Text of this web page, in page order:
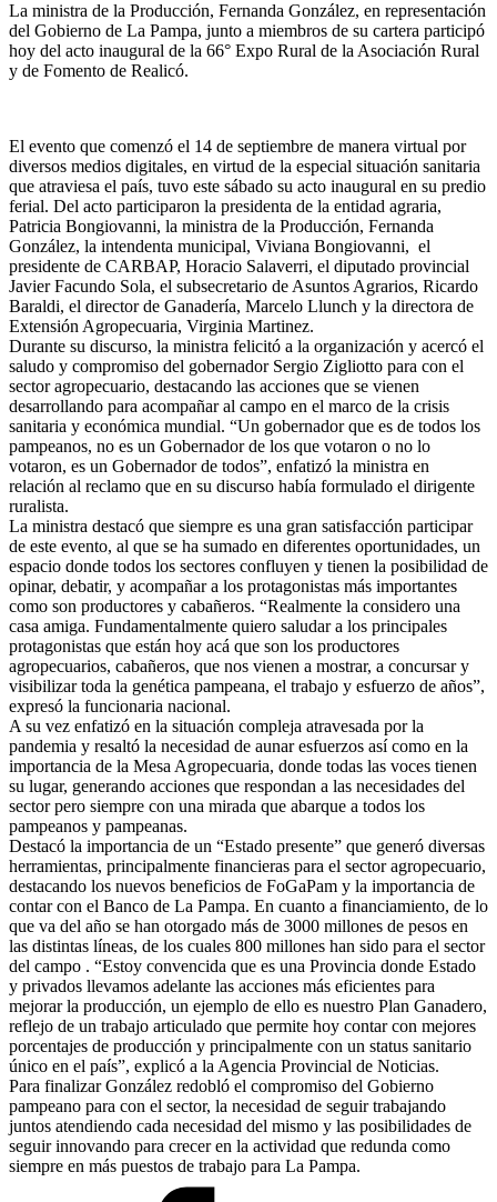
La ministra de la Producción, Fernanda González, en representación
del Gobierno de La Pampa, junto a miembros de su cartera participó
hoy del acto inaugural de la 66° Expo Rural de la Asociación Rural
y de Fomento de Realicó.
El evento que comenzó el 14 de septiembre de manera virtual por
diversos medios digitales, en virtud de la especial situación sanitaria
que atraviesa el país, tuvo este sábado su acto inaugural en su predio
ferial. Del acto participaron la presidenta de la entidad agraria,
Patricia Bongiovanni, la ministra de la Producción, Fernanda
González, la intendenta municipal, Viviana Bongiovanni, el
presidente de CARBAP, Horacio Salaverri, el diputado provincial
Javier Facundo Sola, el subsecretario de Asuntos Agrarios, Ricardo
Baraldi, el director de Ganadería, Marcelo Llunch y la directora de
Extensión Agropecuaria, Virginia Martinez.
Durante su discurso, la ministra felicitó a la organización y acercó el
saludo y compromiso del gobernador Sergio Zigliotto para con el
sector agropecuario, destacando las acciones que se vienen
desarrollando para acompañar al campo en el marco de la crisis
sanitaria y económica mundial. “Un gobernador que es de todos los
pampeanos, no es un Gobernador de los que votaron o no lo
votaron, es un Gobernador de todos”, enfatizó la ministra en
relación al reclamo que en su discurso había formulado el dirigente
ruralista.
La ministra destacó que siempre es una gran satisfacción participar
de este evento, al que se ha sumado en diferentes oportunidades, un
espacio donde todos los sectores confluyen y tienen la posibilidad de
opinar, debatir, y acompañar a los protagonistas más importantes
como son productores y cabañeros. “Realmente la considero una
casa amiga. Fundamentalmente quiero saludar a los principales
protagonistas que están hoy acá que son los productores
agropecuarios, cabañeros, que nos vienen a mostrar, a concursar y
visibilizar toda la genética pampeana, el trabajo y esfuerzo de años”,
expresó la funcionaria nacional.
A su vez enfatizó en la situación compleja atravesada por la
pandemia y resaltó la necesidad de aunar esfuerzos así como en la
importancia de la Mesa Agropecuaria, donde todas las voces tienen
su lugar, generando acciones que respondan a las necesidades del
sector pero siempre con una mirada que abarque a todos los
pampeanos y pampeanas.
Destacó la importancia de un “Estado presente” que generó diversas
herramientas, principalmente financieras para el sector agropecuario,
destacando los nuevos beneficios de FoGaPam y la importancia de
contar con el Banco de La Pampa. En cuanto a financiamiento, de lo
que va del año se han otorgado más de 3000 millones de pesos en
las distintas líneas, de los cuales 800 millones han sido para el sector
del campo . “Estoy convencida que es una Provincia donde Estado
y privados llevamos adelante las acciones más eficientes para
mejorar la producción, un ejemplo de ello es nuestro Plan Ganadero,
reflejo de un trabajo articulado que permite hoy contar con mejores
porcentajes de producción y principalmente con un status sanitario
único en el país”, explicó a la Agencia Provincial de Noticias.
Para finalizar González redobló el compromiso del Gobierno
pampeano para con el sector, la necesidad de seguir trabajando
juntos atendiendo cada necesidad del mismo y las posibilidades de
seguir innovando para crecer en la actividad que redunda como
siempre en más puestos de trabajo para La Pampa.